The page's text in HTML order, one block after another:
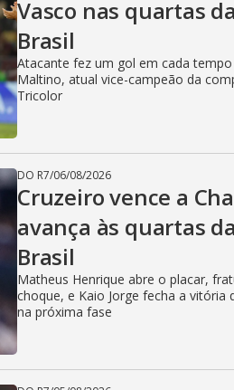
Vasco nas quartas
Brasil
Atacante fez um gol em cada
Maltino, atual vice-campeão da
Tricolor
DO R7/06/08/2026
Cruzeiro vence a
avança às quartas
Brasil
Matheus Henrique abre o placar,
choque, e Kaio Jorge fecha a vitória
na próxima fase